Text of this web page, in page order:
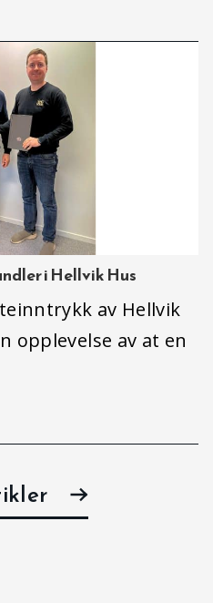
i Hellvik Hus
av Hellvik
opplevelse av at en